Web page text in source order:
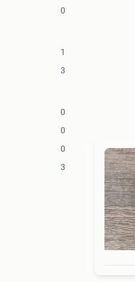
0
1
3
0
0
0
3